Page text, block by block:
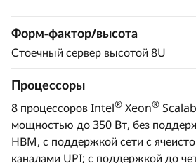
л
ы
для выполнения
вычислительным ресурсам
корпоративные приложения,
большие данные, бизнес-
ERP и CRM,
производительный
ThinkSystem SR950 V3
Форм-фактор/высота
Стоечный сервер высотой 8U
Процессоры
8 процессоров Intel® Xeon®
мощностью до 350 Вт, без
HBM, с поддержкой сети с
каналами UPI; с поддержкой до